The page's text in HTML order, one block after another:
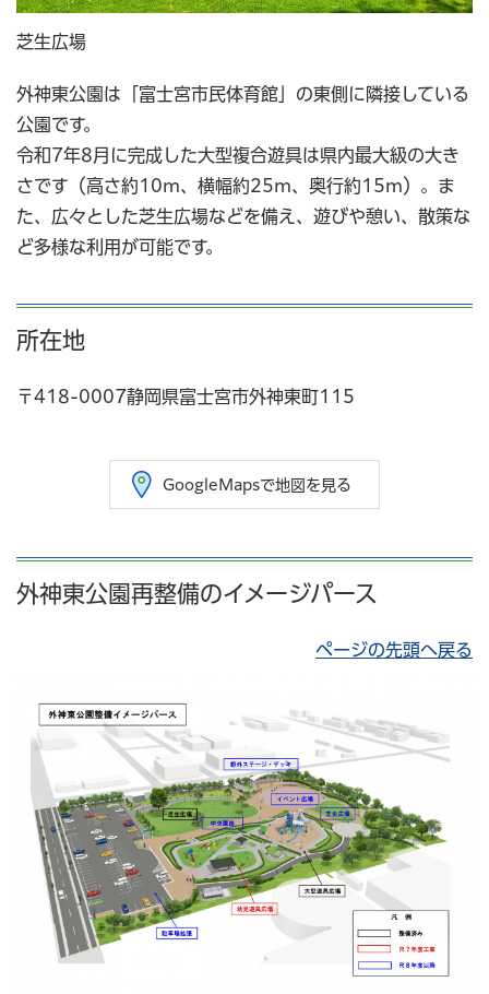
芝生広場
外神東公園は「富士宮市民体育館」の東側に隣接している
公園です。
令和7年8月に完成した大型複合遊具は県内最大級の大き
さです（高さ約10m、横幅約25m、奥行約15m）。ま
た、広々とした芝生広場などを備え、遊びや憩い、散策な
ど多様な利用が可能です。
所在地
〒418-0007静岡県富士宮市外神東町115
GoogleMapsで地図を見る
外神東公園再整備のイメージパース
ページの先頭へ戻る